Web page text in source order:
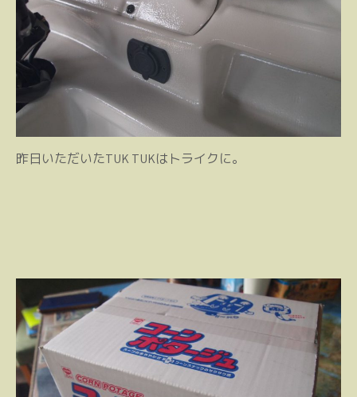
昨日いただいたTUK TUKはトライクに。